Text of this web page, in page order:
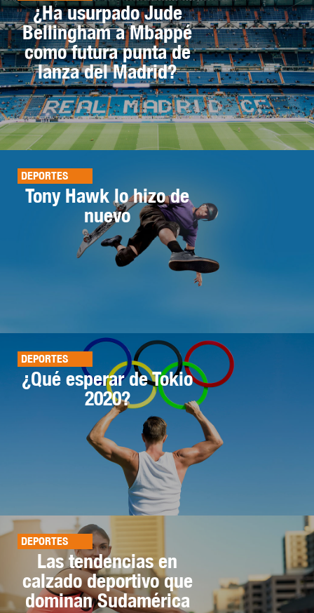
¿Ha usurpado Jude
Bellingham a Mbappé
como futura punta de
lanza del Madrid?
DEPORTES
Tony Hawk lo hizo de
nuevo
DEPORTES
¿Qué esperar de Tokio
2020?
DEPORTES
Las tendencias en
calzado deportivo que
dominan Sudamérica